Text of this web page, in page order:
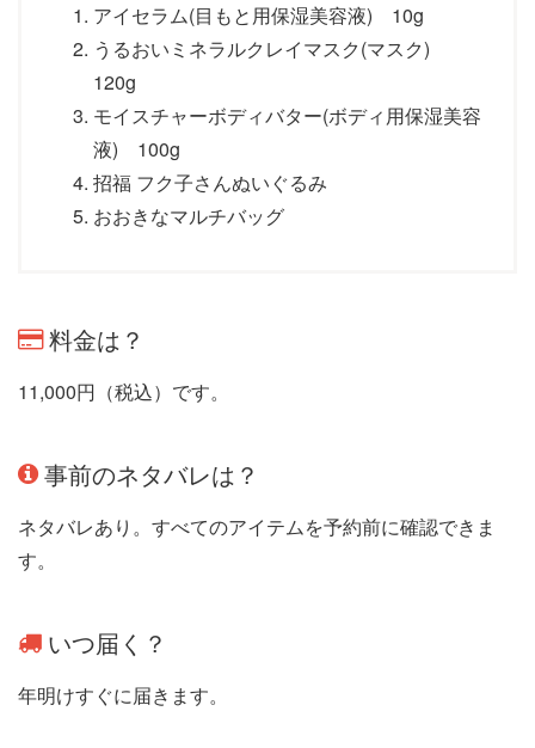
アイセラム(目もと用保湿美容液) 10g
うるおいミネラルクレイマスク(マスク)
120g
モイスチャーボディバター(ボディ用保湿美容
液) 100g
招福 フク子さんぬいぐるみ
おおきなマルチバッグ
料金は？
11,000円（税込）です。
事前のネタバレは？
ネタバレあり。すべてのアイテムを予約前に確認できま
す。
いつ届く？
年明けすぐに届きます。